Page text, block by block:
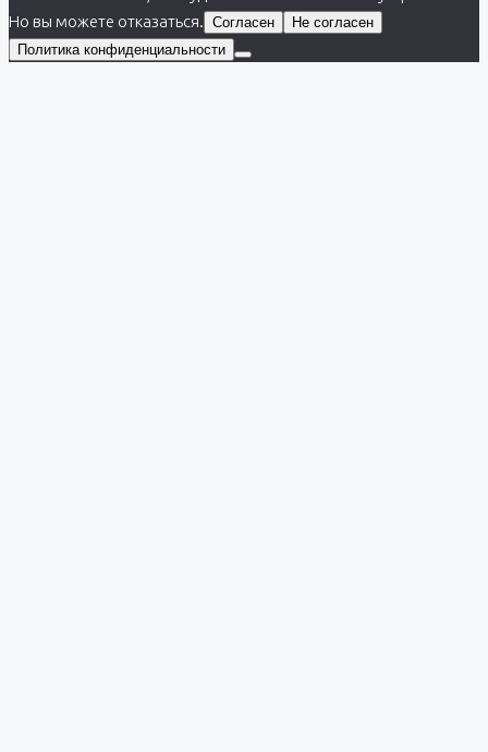
Но вы можете отказаться. Согласен
Не согласен
Политика конфиденциальности